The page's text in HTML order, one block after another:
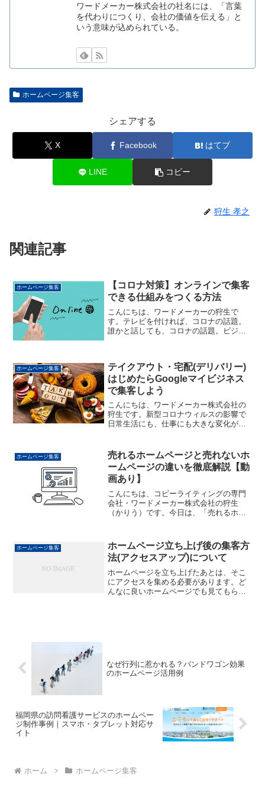
ワードメーカー株式会社の社名には、「言葉
を代わりにつくり、会社の価値を伝える」と
いう意味が込められている。
ホームページ集客
シェアする
X Facebook はてブ
LINE コピー
狩生 孝之
関連記事
ホームページ集客
【コロナ対策】オンラインで集客
できる仕組みをつくる方法
こんにちは、ワードメーカーの狩生で
す。テレビを付ければ、コロナの話題。
誰かと話しても、コロナの話題。ビジネ
ぐらい、私たちの生活に大き...
ホームページ集客
テイクアウト・宅配(デリバリー)
はじめたらGoogleマイビジネス
で集客しよう
こんにちは、ワードメーカー株式会社の
狩生です。新型コロナウィルスの影響で
日常生活にも、仕事にも大きな変化が出
った方が、家で食べるようになったり。
夜に飲み歩くこともせず、...
ホームページ集客
売れるホームページと売れないホ
ームページの違いを徹底解説【動
画あり】
こんにちは、コピーライティングの専門
会社・ワードメーカー株式会社の狩生
（かりう）です。今日は、「売れるホー
様の内容をYouTube動画でもアップして
いますので、動画の方が...
ホームページ集客
ホームページ立ち上げ後の集客方
法(アクセスアップ)について
ホームページを立ち上げたあとは、そこ
にアクセスを集める必要があります。ど
んなに良いホームページでも見てもらえ
なぜ行列に惹かれる？バンドワゴン効果
のホームページ活用例
福岡県の訪問看護サービスのホームペー
ジ制作事例｜スマホ・タブレット対応サ
イト
ホーム ホームページ集客